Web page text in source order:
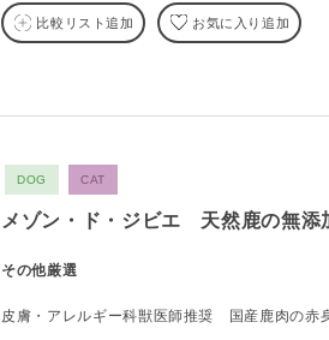
比較リスト追加 お気に入り追加
DOG CAT
メゾン・ド・ジビエ 天然鹿の無添
その他厳選
皮膚・アレルギー科獣医師推奨 国産鹿肉の赤